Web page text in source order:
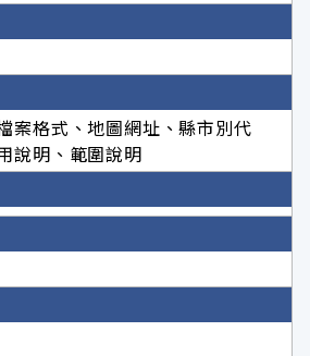
案格式、地圖網址、縣市別代
說明、範圍說明